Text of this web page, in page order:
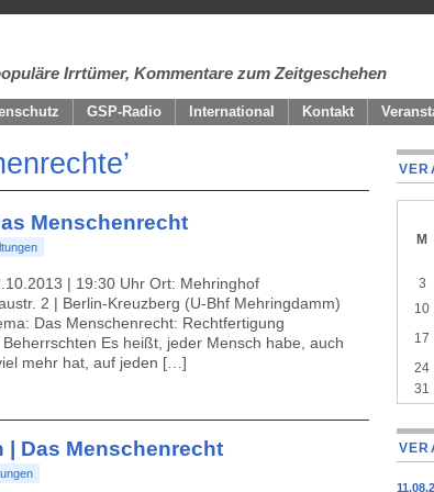
Irrtümer, Kommentare zum Zeitgeschehen
GSP-Radio International Kontakt
Menschenrecht
| 19:30 Uhr Ort: Mehringhof
2 | Berlin-Kreuzberg (U-Bhf Mehringdamm)
Das Menschenrecht: Rechtfertigung
Es heißt, jeder Mensch habe, auch
mehr hat, auf jeden […]
| Das Menschenrecht
M
3
10
17
24
31